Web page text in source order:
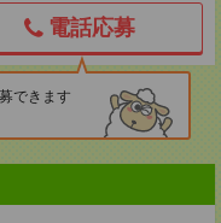
電話応募
できます